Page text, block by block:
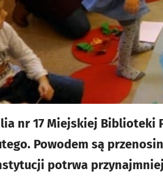
nr 17 Miejskiej Biblioteki
Powodem są
potrwa